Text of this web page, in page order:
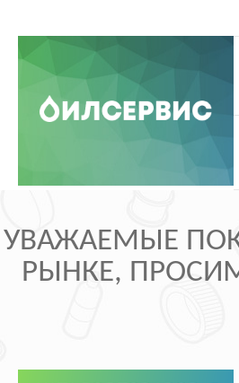
УВАЖАЕМЫЕ
РЫНКЕ,